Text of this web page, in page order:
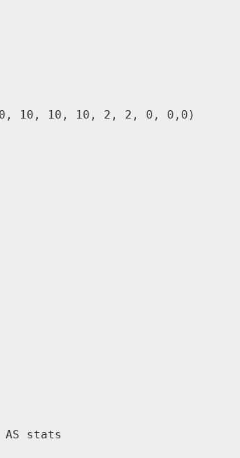
10, 10, 10, 2, 2, 0, 0,0)
AS stats